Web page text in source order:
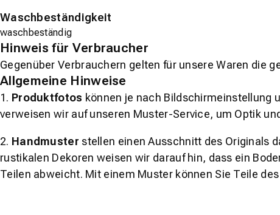
Waschbeständigkeit
waschbeständig
Hinweis für Verbraucher
Gegenüber Verbrauchern gelten für unsere Waren die
Allgemeine Hinweise
1. Produktfotos können je nach Bildschirmeinstellung
verweisen wir auf unseren Muster-Service, um Optik
2. Handmuster stellen einen Ausschnitt des Originals
rustikalen Dekoren weisen wir darauf hin, dass ein
Teilen abweicht. Mit einem Muster können Sie Teile